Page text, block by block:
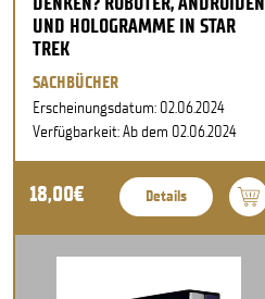
UND HOLOGRAMME IN STAR
TREK
SACHBÜCHER
Erscheinungsdatum: 02.06.2024
Verfügbarkeit: Ab dem 02.06.2024
18,00€ Details